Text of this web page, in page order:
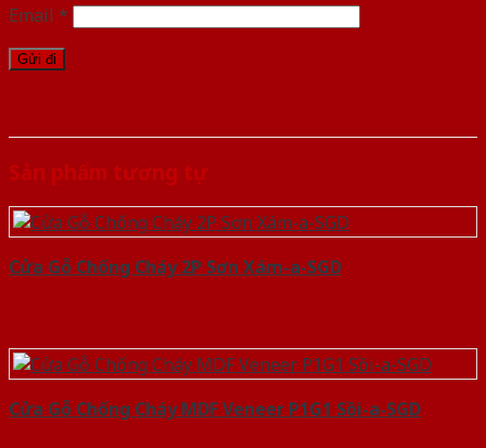
Email *
Sản phẩm tương tự
Cửa Gỗ Chống Cháy 2P Sơn Xám-a-SGD
Cửa Gỗ Chống Cháy MDF Veneer P1G1 Sồi-a-SGD